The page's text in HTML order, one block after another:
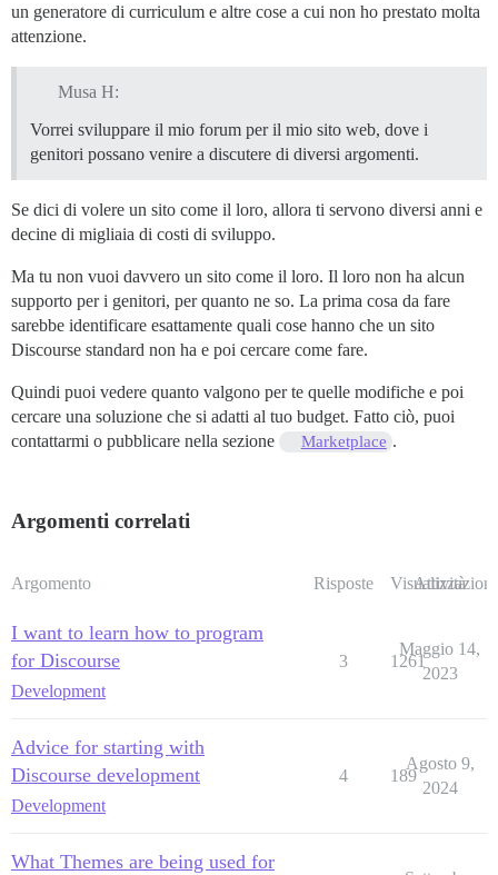
un generatore di curriculum e altre cose a cui non ho prestato molta
attenzione.
Musa H:
Vorrei sviluppare il mio forum per il mio sito web, dove i
genitori possano venire a discutere di diversi argomenti.
Se dici di volere un sito come il loro, allora ti servono diversi anni e
decine di migliaia di costi di sviluppo.
Ma tu non vuoi davvero un sito come il loro. Il loro non ha alcun
supporto per i genitori, per quanto ne so. La prima cosa da fare
sarebbe identificare esattamente quali cose hanno che un sito
Discourse standard non ha e poi cercare come fare.
Quindi puoi vedere quanto valgono per te quelle modifiche e poi
cercare una soluzione che si adatti al tuo budget. Fatto ciò, puoi
contattarmi o pubblicare nella sezione
Marketplace .
Argomenti correlati
Argomento Risposte Visualizzazioni
Attività
I want to learn how to program
for Discourse
Development
3 1261
Maggio 14,
2023
Advice for starting with
Discourse development
Development
4 189
Agosto 9,
2024
What Themes are being used for